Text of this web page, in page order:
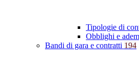
Tipologie di
Obblighi e
Bandi di gara e contratti 194